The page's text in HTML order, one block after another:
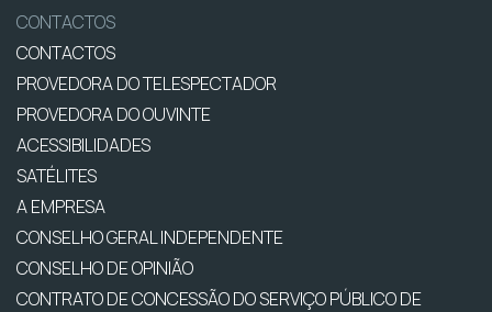
CONTACTOS
CONTACTOS
PROVEDORA DO TELESPECTADOR
PROVEDORA DO OUVINTE
ACESSIBILIDADES
SATÉLITES
A EMPRESA
CONSELHO GERAL INDEPENDENTE
CONSELHO DE OPINIÃO
CONTRATO DE CONCESSÃO DO SERVIÇO PÚBLICO DE